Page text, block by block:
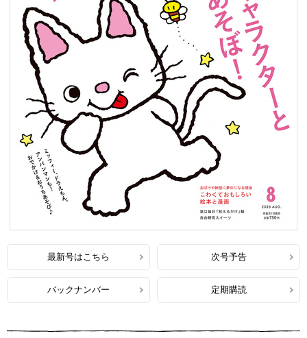
最新号はこちら 次号予告
バックナンバー 定期購読